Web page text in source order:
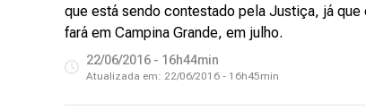
que está sendo contestado pela Justiça, já
fará em Campina Grande, em julho.
22/06/2016 - 16h44min
Atualizada em: 22/06/2016 - 16h45min